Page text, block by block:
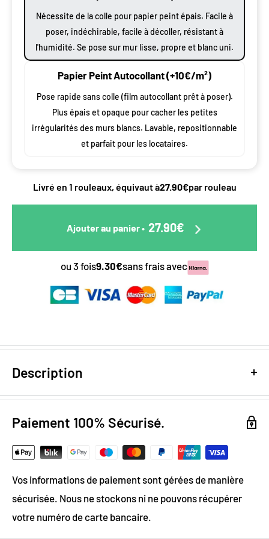
Nécessite de la colle pour papier peint épais. Facile à
poser, indéchirable, facile à décoller, résistant à
l'humidité. Se pose sur mur lisse, propre et blanc uni.
Papier Peint Autocollant (+10€/m²)
Pose rapide sans colle (film autocollant prêt à poser).
Plus épais et opaque pour cacher les petites
irrégularités des murs blancs. Lavable, repositionnable
et parfait pour les locataires.
Livré en 1 rouleaux, équivaut à27.90€par rouleau
Ajouter au panier• 27.90€
ou 3 fois9.30€sans frais avec
Description
Design digital: colorimétrie optimale / effet trompe
l’œil
Grammage :
Vinyle & Canvas anti-allergène
Matière ignifugée, anti-statique et anti-moisissure
Paiement 100% Sécurisé.
Vos informations de paiement sont gérées de manière
sécurisée. Nous ne stockons ni ne pouvons récupérer
votre numéro de carte bancaire.